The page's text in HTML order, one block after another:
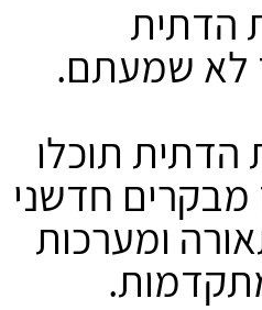
הדתית
לא שמעתם.
הדתית תוכלו
מבקרים חדשני
ומערכות